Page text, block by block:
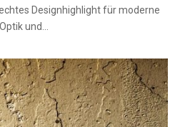
Designhighlight für moderne
und...